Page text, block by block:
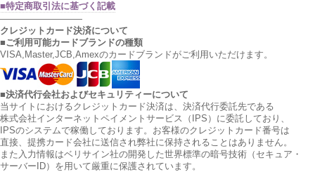
■特定商取引法に基づく記載
—————————
クレジットカード決済について
■ご利用可能カードブランドの種類
VISA,Master,JCB,Amexのカードブランドがご利用いただけます。
■決済代行会社およびセキュリティーについて
当サイトにおけるクレジットカード決済は、決済代行委託先である
株式会社インターネットペイメントサービス（IPS）に委託しており、
IPSのシステムで稼働しております。お客様のクレジットカード番号は
直接、提携カード会社に送信され弊社に保持されることはありません。
また入力情報はベリサイン社の開発した世界標準の暗号技術（セキュア・
サーバーID）を用いて厳重に保護されています。